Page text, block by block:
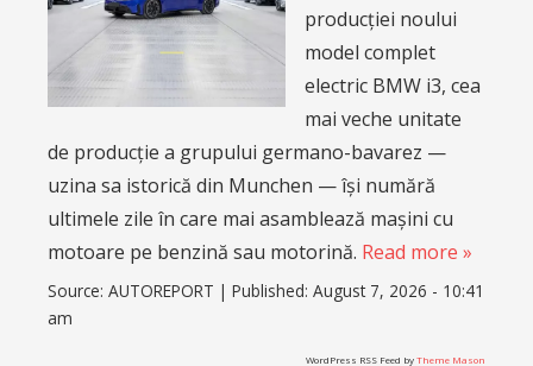
producției noului
model complet
electric BMW i3, cea
mai veche unitate
de producție a grupului germano-bavarez —
uzina sa istorică din Munchen — își numără
ultimele zile în care mai asamblează mașini cu
motoare pe benzină sau motorină. Read more »
Source: AUTOREPORT | Published: August 7, 2026 - 10:41
am
WordPress RSS Feed byTheme Mason